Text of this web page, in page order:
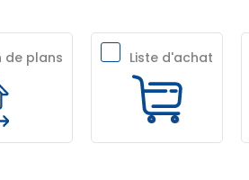
de plans Liste d'achat